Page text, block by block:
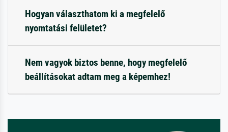
Hogyan választhatom ki a megfelelő
nyomtatási felületet?
Nem vagyok biztos benne, hogy megfelelő
beállításokat adtam meg a képemhez!